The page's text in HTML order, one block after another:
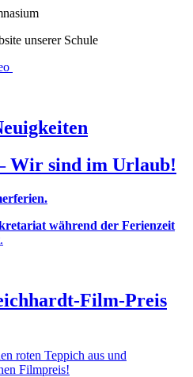
unserer Schule
Wir sind im Urlaub!
während der Ferienzeit
Film-Preis
roten Teppich aus und
Filmpreis!